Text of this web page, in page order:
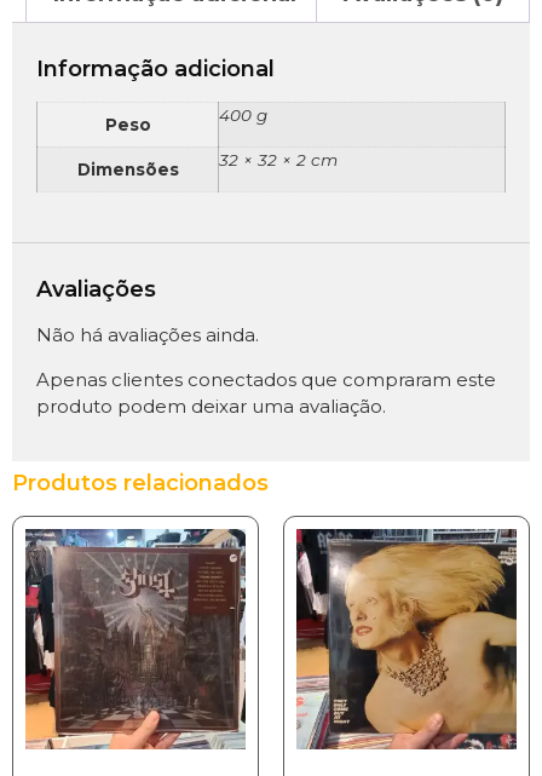
Informação adicional
Peso 400 g
Dimensões 32 × 32 × 2 cm
Avaliações
Não há avaliações ainda.
Apenas clientes conectados que compraram este
produto podem deixar uma avaliação.
Produtos relacionados